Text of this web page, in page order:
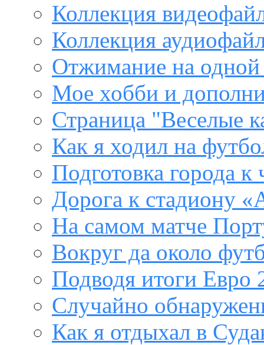
Коллекция
Коллекция
Отжимание на одной
Мое хобби и
Страница "Веселые
Как я ходил на
Подготовка города к
Дорога к стадиону
На самом матче
Вокруг да около
Подводя итоги Евро
Случайно
Как я отдыхал в